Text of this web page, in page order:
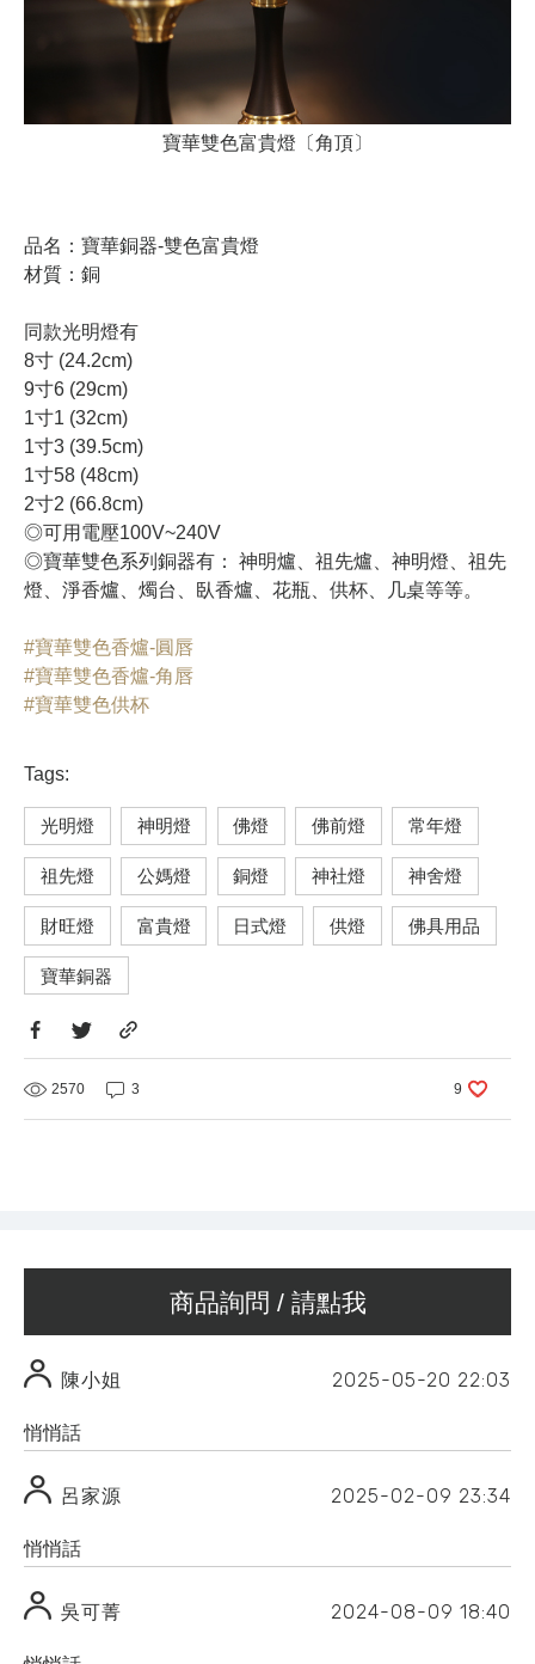
寶華雙色富貴燈〔角頂〕
品名：寶華銅器-雙色富貴燈
材質：銅
同款光明燈有
8寸 (24.2cm)
9寸6 (29cm)
1寸1 (32cm)
1寸3 (39.5cm)
1寸58 (48cm)
2寸2 (66.8cm)
◎可用電壓100V~240V
◎寶華雙色系列銅器有： 神明爐、祖先爐、神明燈、祖先
燈、淨香爐、燭台、臥香爐、花瓶、供杯、几桌等等。
#寶華雙色香爐-圓唇
#寶華雙色香爐-角唇
#寶華雙色供杯
Tags:
光明燈 神明燈 佛燈 佛前燈 常年燈
祖先燈 公媽燈 銅燈 神社燈 神舍燈
財旺燈 富貴燈 日式燈 供燈 佛具用品
寶華銅器
2570 3 9
商品詢問 / 請點我
陳小姐 2025-05-20 22:03
悄悄話
呂家源 2025-02-09 23:34
悄悄話
吳可菁 2024-08-09 18:40